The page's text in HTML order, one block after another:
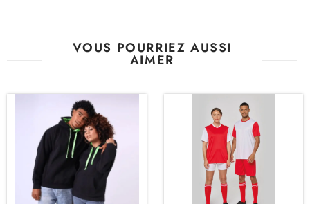
VOUS POURRIEZ AUSSI
AIMER